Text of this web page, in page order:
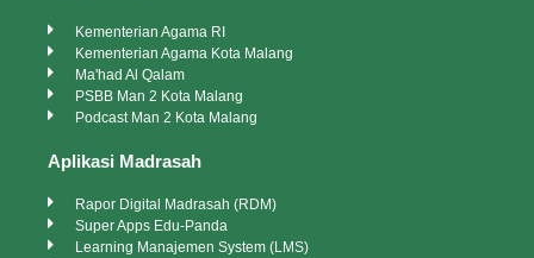
Kementerian Agama RI
Kementerian Agama Kota Malang
Ma'had Al Qalam
PSBB Man 2 Kota Malang
Podcast Man 2 Kota Malang
Aplikasi Madrasah
Rapor Digital Madrasah (RDM)
Super Apps Edu-Panda
Learning Manajemen System (LMS)